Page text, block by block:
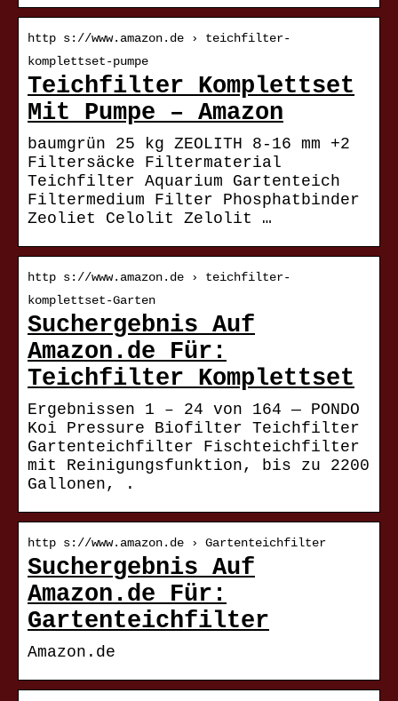
http s://www.amazon.de › teichfilter-
komplettset-pumpe
Teichfilter Komplettset
Mit Pumpe – Amazon
baumgrün 25 kg ZEOLITH 8-16 mm +2
Filtersäcke Filtermaterial
Teichfilter Aquarium Gartenteich
Filtermedium Filter Phosphatbinder
Zeoliet Celolit Zelolit …
http s://www.amazon.de › teichfilter-
komplettset-Garten
Suchergebnis Auf
Amazon.de Für:
Teichfilter Komplettset
Ergebnissen 1 – 24 von 164 — PONDO
Koi Pressure Biofilter Teichfilter
Gartenteichfilter Fischteichfilter
mit Reinigungsfunktion, bis zu 2200
Gallonen, .
http s://www.amazon.de › Gartenteichfilter
Suchergebnis Auf
Amazon.de Für:
Gartenteichfilter
Amazon.de